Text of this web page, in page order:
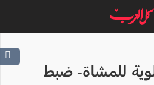
للمشاة- ضبط